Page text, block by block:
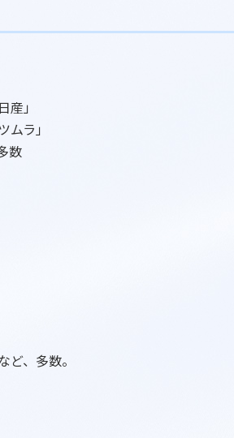
」
ラ」
数
、多数。